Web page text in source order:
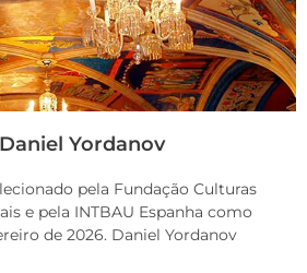
Yordanov
pela Fundação Culturas
e pela INTBAU Espanha como
de 2026. Daniel Yordanov